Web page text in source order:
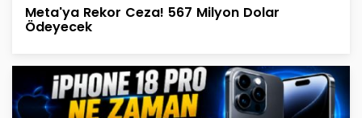
Meta'ya Rekor Ceza! 567 Milyon Dolar
Ödeyecek